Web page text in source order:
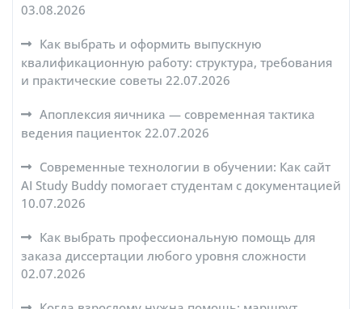
03.08.2026
Как выбрать и оформить выпускную
квалификационную работу: структура, требования
и практические советы 22.07.2026
Апоплексия яичника — современная тактика
ведения пациенток 22.07.2026
Современные технологии в обучении: Как сайт
AI Study Buddy помогает студентам с документацией
10.07.2026
Как выбрать профессиональную помощь для
заказа диссертации любого уровня сложности
02.07.2026